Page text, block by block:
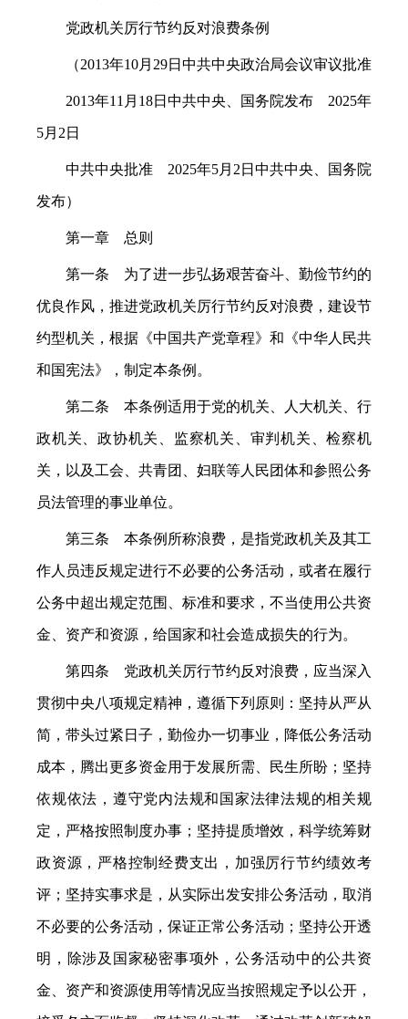
党政机关厉行节约反对浪费条例
（2013年10月29日中共中央政治局会议审议批准
2013年11月18日中共中央、国务院发布 2025年
5月2日
中共中央批准 2025年5月2日中共中央、国务院
发布）
第一章 总则
第一条 为了进一步弘扬艰苦奋斗、勤俭节约的
优良作风，推进党政机关厉行节约反对浪费，建设节
约型机关，根据《中国共产党章程》和《中华人民共
和国宪法》，制定本条例。
第二条 本条例适用于党的机关、人大机关、行
政机关、政协机关、监察机关、审判机关、检察机
关，以及工会、共青团、妇联等人民团体和参照公务
员法管理的事业单位。
第三条 本条例所称浪费，是指党政机关及其工
作人员违反规定进行不必要的公务活动，或者在履行
公务中超出规定范围、标准和要求，不当使用公共资
金、资产和资源，给国家和社会造成损失的行为。
第四条 党政机关厉行节约反对浪费，应当深入
贯彻中央八项规定精神，遵循下列原则：坚持从严从
简，带头过紧日子，勤俭办一切事业，降低公务活动
成本，腾出更多资金用于发展所需、民生所盼；坚持
依规依法，遵守党内法规和国家法律法规的相关规
定，严格按照制度办事；坚持提质增效，科学统筹财
政资源，严格控制经费支出，加强厉行节约绩效考
评；坚持实事求是，从实际出发安排公务活动，取消
不必要的公务活动，保证正常公务活动；坚持公开透
明，除涉及国家秘密事项外，公务活动中的公共资
金、资产和资源使用等情况应当按照规定予以公开，